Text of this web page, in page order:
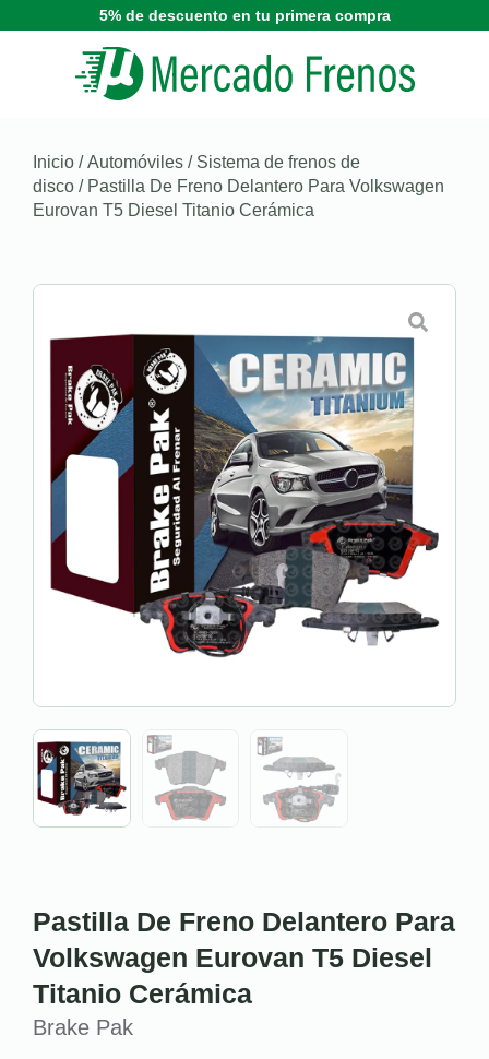
5% de descuento en tu primera compra
Inicio /Automóviles / Sistema de frenos de
disco / Pastilla De Freno Delantero Para Volkswagen
Eurovan T5 Diesel Titanio Cerámica
Pastilla De Freno Delantero Para
Volkswagen Eurovan T5 Diesel
Titanio Cerámica
Brake Pak